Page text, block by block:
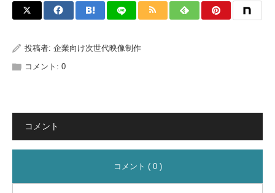
投稿者: 企業向け次世代映像制作
コメント: 0
コメント
コメント ( 0 )